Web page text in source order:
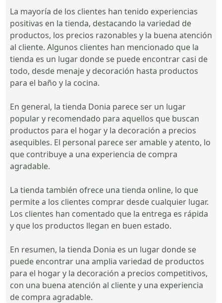
La mayoría de los clientes han tenido experiencias
positivas en la tienda, destacando la variedad de
productos, los precios razonables y la buena atención
al cliente. Algunos clientes han mencionado que la
tienda es un lugar donde se puede encontrar casi de
todo, desde menaje y decoración hasta productos
para el baño y la cocina.
En general, la tienda Donia parece ser un lugar
popular y recomendado para aquellos que buscan
productos para el hogar y la decoración a precios
asequibles. El personal parece ser amable y atento, lo
que contribuye a una experiencia de compra
agradable.
La tienda también ofrece una tienda online, lo que
permite a los clientes comprar desde cualquier lugar.
Los clientes han comentado que la entrega es rápida
y que los productos llegan en buen estado.
En resumen, la tienda Donia es un lugar donde se
puede encontrar una amplia variedad de productos
para el hogar y la decoración a precios competitivos,
con una buena atención al cliente y una experiencia
de compra agradable.